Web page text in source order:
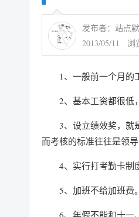
发布者：站点
2013/05/11
浏
1、一般前一个月的
2、基本工资都很低
3、设立绩效奖，就
而考核的标准往往是领
4、实行打考勤卡制
5、加班不给加班费